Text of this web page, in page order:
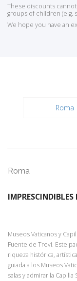
These discounts
groups of children (e.g.
We hope you have an
Roma
Roma
IMPRESCINDIBLES
Museos Vaticanos y
Fuente de Trevi. Este
riqueza histórica,
guiada a los Museos
salas y admirar la